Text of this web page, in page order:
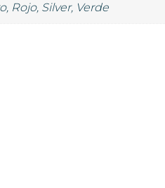
Rojo, Silver, Verde